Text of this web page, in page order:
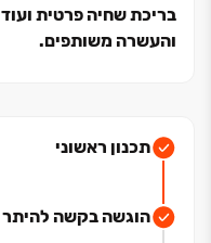
בריכת שחיה פרטית
והעשרה משותפים.
מהיר בין העיר ובין
שפע של מקומות בילוי,
תכנון ראשוני
הוגשה בקשה להיתר